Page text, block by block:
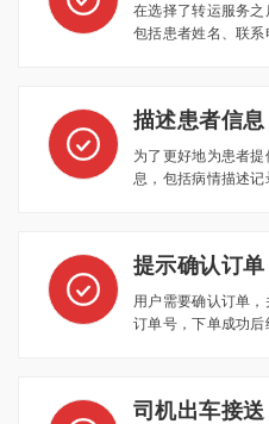
在选择了转运服务之
包括患者姓名、联系
描述患者信息
为了更好地为患者
息，包括病情描述记
提示确认订单
用户需要确认订单
订单号，下单成功后
司机出车接送